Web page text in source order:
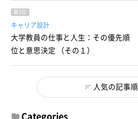
第3位
キャリア設計
大学教員の仕事と人生：その優先順
位と意思決定 （その１）
人気の記事順
Categories